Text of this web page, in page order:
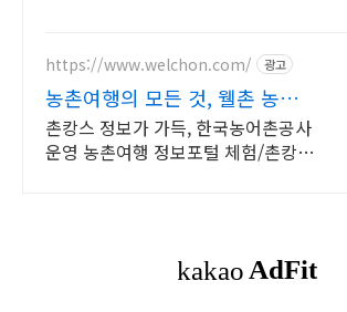
https://www.welchon.com/ 광고
농촌여행의 모든 것, 웰촌 농촌
관광 가는 주간
촌캉스 정보가 가득, 한국농어촌공사
운영 농촌여행 정보포털 체험/촌캉